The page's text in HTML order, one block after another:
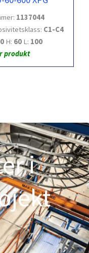
1137044
C1-C4
H: 60 L: 100
produkt
i